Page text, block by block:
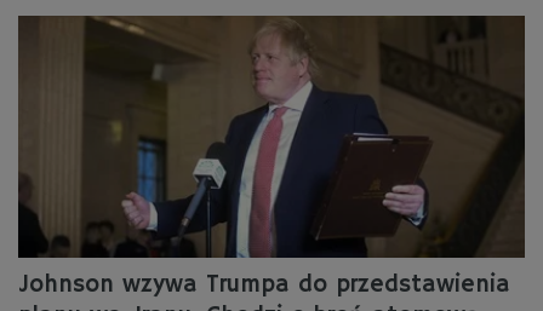
Johnson wzywa Trumpa do przedstawienia